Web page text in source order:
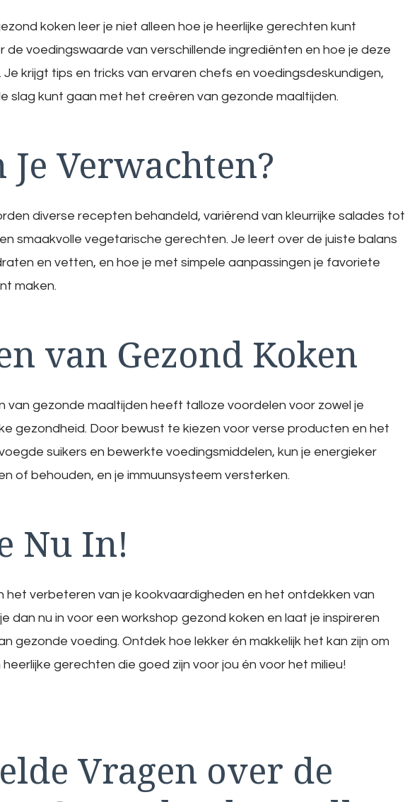
koken leer je niet alleen hoe je heerlijke gerechten kunt
de voedingswaarde van verschillende ingrediënten en hoe je deze
krijgt tips en tricks van ervaren chefs en voedingsdeskundigen,
slag kunt gaan met het creëren van gezonde maaltijden.
Je Verwachten?
diverse recepten behandeld, variërend van kleurrijke salades tot
smaakvolle vegetarische gerechten. Je leert over de juiste balans
en vetten, en hoe je met simpele aanpassingen je favoriete
maken.
van Gezond Koken
van gezonde maaltijden heeft talloze voordelen voor zowel je
gezondheid. Door bewust te kiezen voor verse producten en het
suikers en bewerkte voedingsmiddelen, kun je energieker
of behouden, en je immuunsysteem versterken.
Nu In!
het verbeteren van je kookvaardigheden en het ontdekken van
dan nu in voor een workshop gezond koken en laat je inspireren
gezonde voeding. Ontdek hoe lekker én makkelijk het kan zijn om
gerechten die goed zijn voor jou én voor het milieu!
Vragen over de